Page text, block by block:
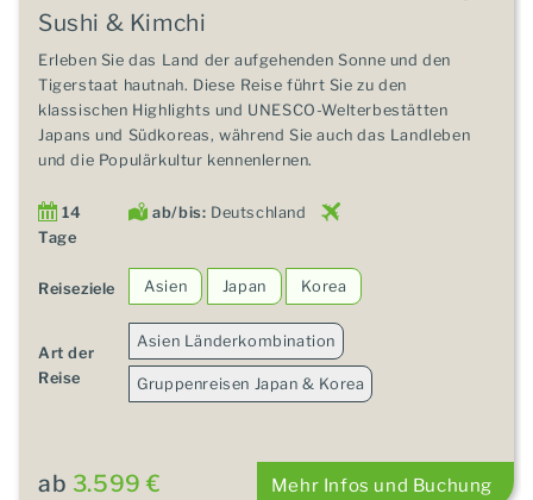
Sushi & Kimchi
Erleben Sie das Land der aufgehenden Sonne und den
Tigerstaat hautnah. Diese Reise führt Sie zu den
klassischen Highlights und UNESCO-Welterbestätten
Japans und Südkoreas, während Sie auch das Landleben
und die Populärkultur kennenlernen.
14
Tage
ab/bis: Deutschland
Reiseziele Asien Japan Korea
Art der
Reise
Asien Länderkombination
Gruppenreisen Japan & Korea
ab 3.599 € Mehr Infos und Buchung